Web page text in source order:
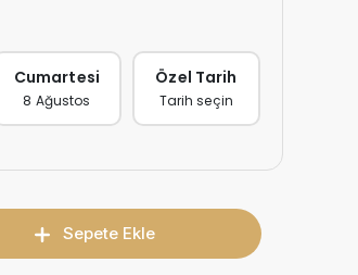
Cumartesi
8 Ağustos
Özel Tarih
Tarih seçin
Sepete Ekle